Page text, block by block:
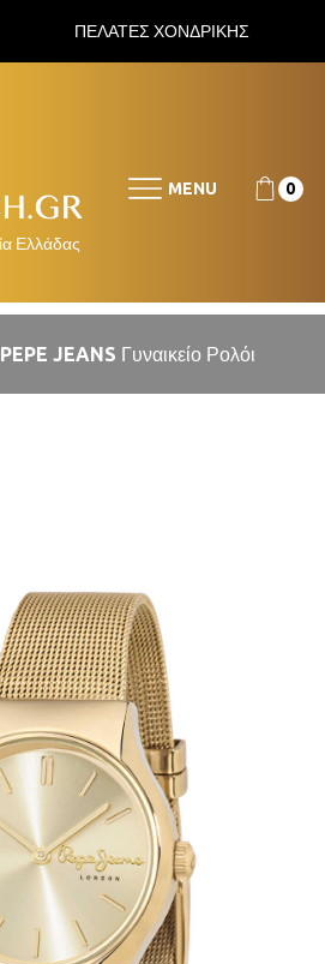
ΠΕΛΑΤΕΣ ΧΟΝΔΡΙΚΗΣ
MENU 0
PEPE JEANS Γυναικείο Ρολόι